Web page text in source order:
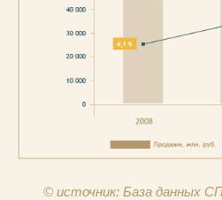
© источник: База данных